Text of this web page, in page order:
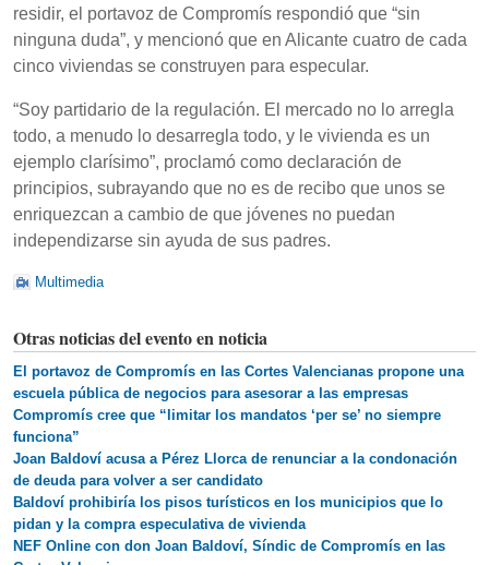
residir, el portavoz de Compromís respondió que “sin
ninguna duda”, y mencionó que en Alicante cuatro de cada
cinco viviendas se construyen para especular.
“Soy partidario de la regulación. El mercado no lo arregla
todo, a menudo lo desarregla todo, y le vivienda es un
ejemplo clarísimo”, proclamó como declaración de
principios, subrayando que no es de recibo que unos se
enriquezcan a cambio de que jóvenes no puedan
independizarse sin ayuda de sus padres.
Multimedia
Otras noticias del evento en noticia
El portavoz de Compromís en las Cortes Valencianas propone una
escuela pública de negocios para asesorar a las empresas
Compromís cree que “limitar los mandatos ‘per se’ no siempre
funciona”
Joan Baldoví acusa a Pérez Llorca de renunciar a la condonación
de deuda para volver a ser candidato
Baldoví prohibiría los pisos turísticos en los municipios que lo
pidan y la compra especulativa de vivienda
NEF Online con don Joan Baldoví, Síndic de Compromís en las